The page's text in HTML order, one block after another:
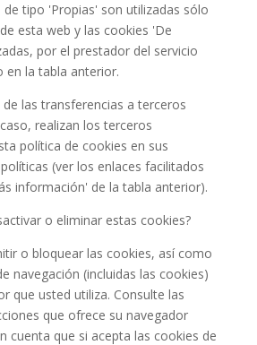
tipo 'Propias' son utilizadas sólo
esta web y las cookies 'De
por el prestador del servicio
en la tabla anterior.
las transferencias a terceros
realizan los terceros
política de cookies en sus
(ver los enlaces facilitados
información' de la tabla anterior).
o eliminar estas cookies?
o bloquear las cookies, así como
navegación (incluidas las cookies)
que usted utiliza. Consulte las
que ofrece su navegador
cuenta que si acepta las cookies de